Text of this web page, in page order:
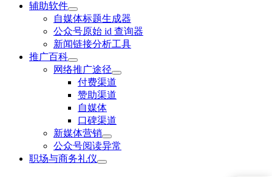
辅助软件
自媒体标题生成器
公众号原始 id 查询器
新闻链接分析工具
推广百科
网络推广途径
付费渠道
赞助渠道
自媒体
口碑渠道
新媒体营销
公众号阅读异常
职场与商务礼仪